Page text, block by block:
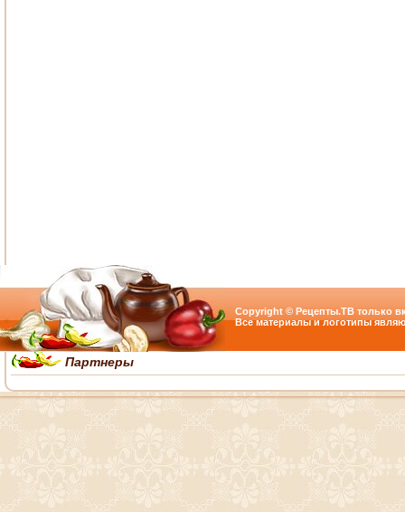
Партнеры
Copyright © Рецепты.ТВ только
Все материалы и логотипы